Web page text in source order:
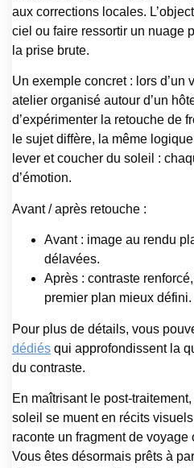
aux corrections locales.
ciel ou faire ressortir un nuage
la prise brute.
Un exemple concret : lors d’un
atelier organisé autour d’un
d’expérimenter la retouche de
le sujet diffère, la même
lever et coucher du soleil :
d’émotion.
Avant / après retouche :
Avant : image au rendu
délavées.
Après : contraste
premier plan mieux défini.
Pour plus de détails, vous
dédiés qui approfondissent la
du contraste.
En maîtrisant le post-
soleil se muent en récits
raconte un fragment de voyage
Vous êtes désormais prêts à